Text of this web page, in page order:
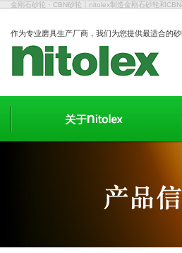
金刚石砂轮・CBN砂轮｜nitolex制造金刚石砂轮和CBN
作为专业磨具生产厂商，我们为您提供最适合的